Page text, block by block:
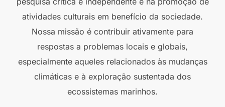
atividades culturais em benefício da sociedade.
Nossa missão é contribuir ativamente para
respostas a problemas locais e globais,
especialmente aqueles relacionados às mudanças
climáticas e à exploração sustentada dos
ecossistemas marinhos.